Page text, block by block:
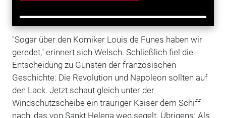
beim Brainstorming auf den Tisch kamen.
"Sogar über den Komiker Louis de Funes haben wir
geredet," erinnert sich Welsch. Schließlich fiel die
Entscheidung zu Gunsten der französischen
Geschichte: Die Revolution und Napoleon sollten auf
den Lack. Jetzt schaut gleich unter der
Windschutzscheibe ein trauriger Kaiser dem Schiff
nach, das von Sankt Helena weg segelt. Übrigens: Als